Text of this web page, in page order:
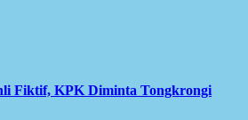
Fiktif, KPK Diminta Tongkrongi